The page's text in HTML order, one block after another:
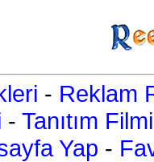
- Reklam
- Tanıtım Filmi
Yap -